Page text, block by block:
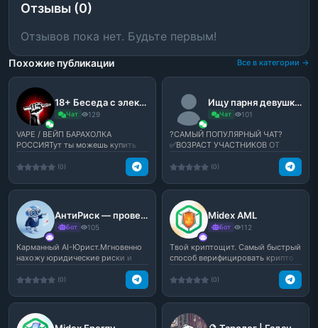
Отзывы (0)
Отзывов пока нет. Будьте первым!
Похожие публикации Все в категории →
18+ Беседа с электро-дудками с:
Чат 129
VAPE / ВЕЙП БАРАХОЛКА
РОССИЯТут ты можешь купить
или продать свой любимый вей...
(0)
Ищу парня девушку друзей подруг
Чат 101
?САМЫЙ ПОПУЛЯРНЫЙ ЧАТ?
✅ВОЗРАСТ УЧАСТНИКОВ ОТ
♻️Флуд -... (0)
АнтиРиск — проверка договоров
Бот 105
Карманный AI-Юрист.Мгновенно
нахожу юридические риски и
(0)
Midex AML
Бот 112
Tвой криптощит. Самый быстрый
способ верифицировать крипто
(0)